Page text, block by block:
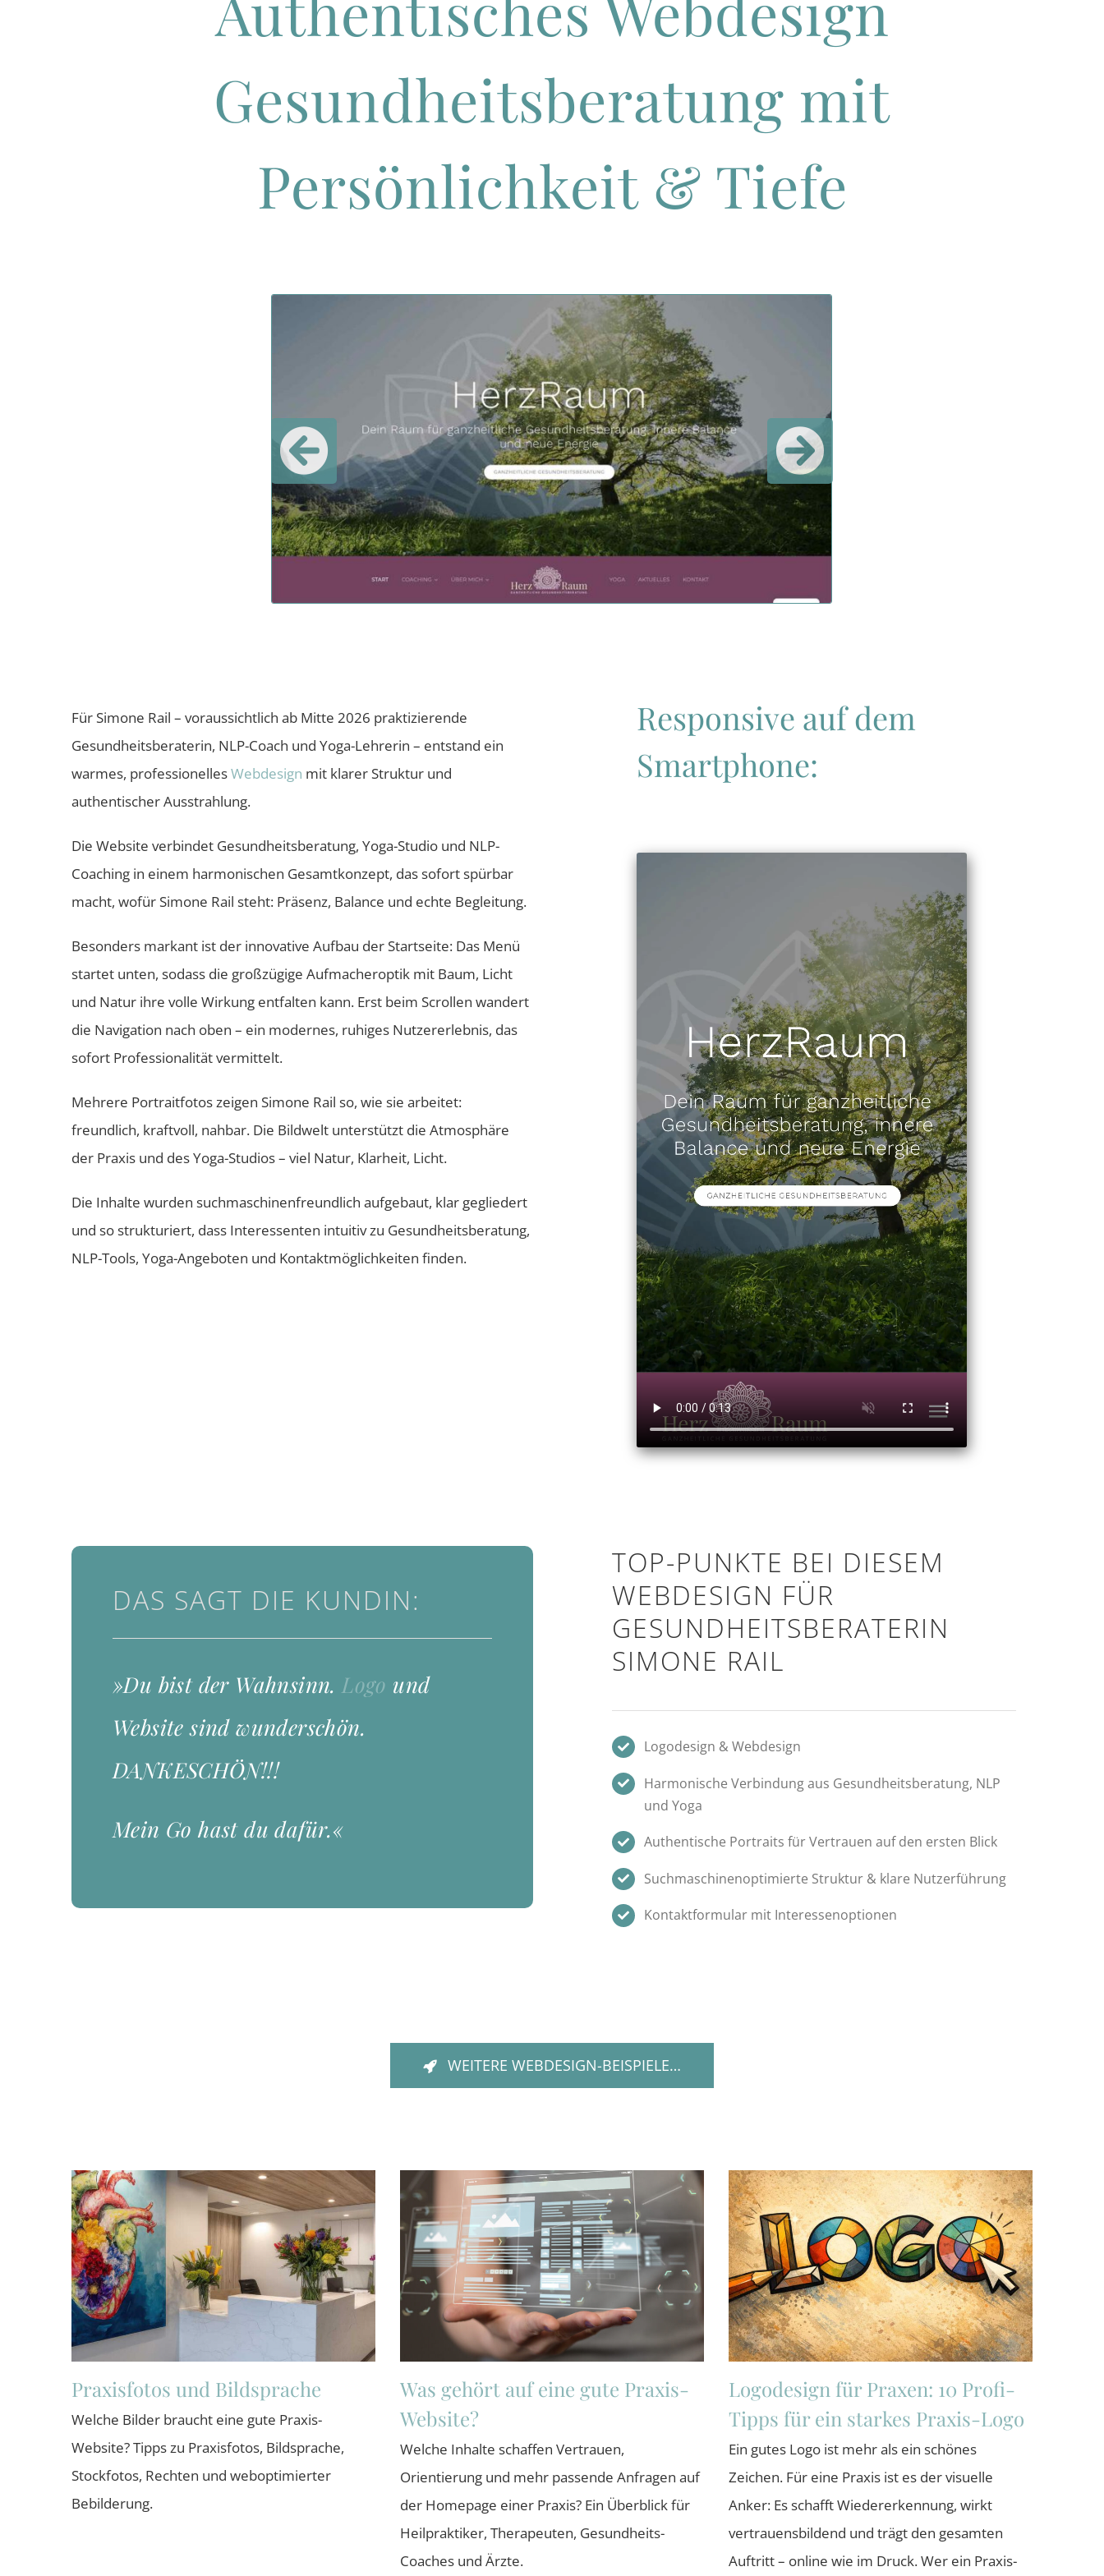
Gesundheits­beratung mit
Persönlichkeit & Tiefe
Für Simone Rail – voraussichtlich ab Mitte 2026 praktizierende
Gesundheitsberaterin, NLP-Coach und Yoga-Lehrerin – entstand ein
warmes, professionellesWebdesign mit klarer Struktur und
authentischer Ausstrahlung.
Die Website verbindet Gesundheitsberatung, Yoga-Studio und NLP-
Coaching in einem harmonischen Gesamtkonzept, das sofort spürbar
macht, wofür Simone Rail steht: Präsenz, Balance und echte Begleitung.
Besonders markant ist der innovative Aufbau der Startseite: Das Menü
startet unten, sodass die großzügige Aufmacheroptik mit Baum, Licht
und Natur ihre volle Wirkung entfalten kann. Erst beim Scrollen wandert
die Navigation nach oben – ein modernes, ruhiges Nutzererlebnis, das
sofort Professionalität vermittelt.
Mehrere Portraitfotos zeigen Simone Rail so, wie sie arbeitet:
freundlich, kraftvoll, nahbar. Die Bildwelt unterstützt die Atmosphäre
der Praxis und des Yoga-Studios – viel Natur, Klarheit, Licht.
Die Inhalte wurden suchmaschinenfreundlich aufgebaut, klar gegliedert
und so strukturiert, dass Interessenten intuitiv zu Gesundheitsberatung,
NLP-Tools, Yoga-Angeboten und Kontaktmöglichkeiten finden.
Responsive auf dem
Smartphone:
DAS SAGT DIE KUNDIN:
»Du bist der Wahnsinn. Logo und
Website sind wunderschön.
DANKESCHÖN!!!
Mein Go hast du dafür.«
TOP-PUNKTE BEI DIESEM
WEBDESIGN FÜR
GESUNDHEITSBERATERIN
SIMONE RAIL
Logodesign & Webdesign
Harmonische Verbindung aus Gesundheitsberatung, NLP
und Yoga
Authentische Portraits für Vertrauen auf den ersten Blick
Suchmaschinenoptimierte Struktur & klare Nutzerführung
Kontaktformular mit Interessen­optionen
WEITERE WEBDESIGN-BEISPIELE…
Praxisfotos und Bildsprache
Welche Bilder braucht eine gute Praxis-
Website? Tipps zu Praxisfotos, Bildsprache,
Stockfotos, Rechten und weboptimierter
Bebilderung.
Was gehört auf eine gute Praxis-
Website?
Welche Inhalte schaffen Vertrauen,
Orientierung und mehr passende Anfragen auf
der Homepage einer Praxis? Ein Überblick für
Heilpraktiker, Therapeuten, Gesundheits-
Coaches und Ärzte.
Logodesign für Praxen: 10 Profi-
Tipps für ein starkes Praxis-Logo
Ein gutes Logo ist mehr als ein schönes
Zeichen. Für eine Praxis ist es der visuelle
Anker: Es schafft Wiedererkennung, wirkt
vertrauensbildend und trägt den gesamten
Auftritt – online wie im Druck. Wer ein Praxis-